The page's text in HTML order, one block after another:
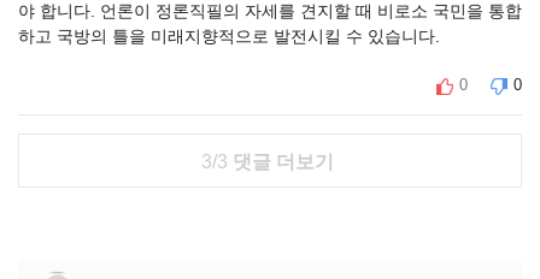
야 합니다. 언론이 정론직필의 자세를 견지할 때 비로소 국민을 통합
하고 국방의 틀을 미래지향적으로 발전시킬 수 있습니다.
0 0
3/3 댓글 더보기